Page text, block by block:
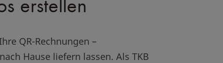
QR-Rechnungen –
Hause liefern lassen. Als TKB